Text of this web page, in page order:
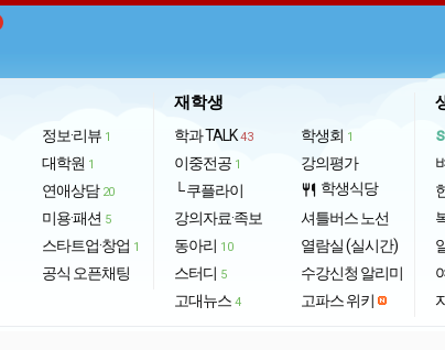
정보·리뷰 1
대학원 1
연애상담 20
미용·패션 5
스타트업·창업 1
공식 오픈채팅
재학생
학과 TALK 43
이중전공 1
└ 쿠플라이
강의자료·족보
동아리 10
스터디 5
고대뉴스 4
학생회 1
강의평가
restaurant 학생식당
셔틀버스 노선
열람실 (실시간)
수강신청 알리미
고파스 위키